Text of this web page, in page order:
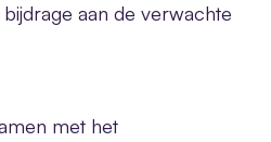
aan de verwachte
met het